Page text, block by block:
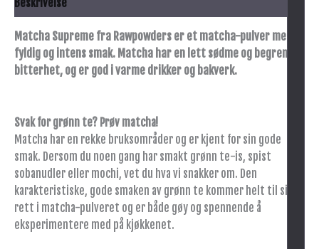
Beskrivelse
Matcha Supreme fra Rawpowders er et matcha-pulver med
fyldig og intens smak. Matcha har en lett sødme og begrenset
bitterhet, og er god i varme drikker og bakverk.
Svak for grønn te? Prøv matcha!
Matcha har en rekke bruksområder og er kjent for sin gode
smak. Dersom du noen gang har smakt grønn te-is, spist
sobanudler eller mochi, vet du hva vi snakker om. Den
karakteristiske, gode smaken av grønn te kommer helt til sin
rett i matcha-pulveret og er både gøy og spennende å
eksperimentere med på kjøkkenet.